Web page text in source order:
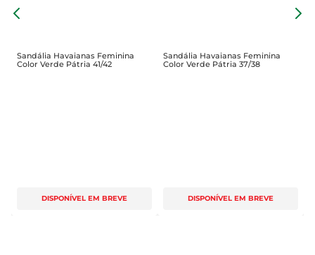
Sandália Havaianas Feminina
Color Verde Pátria 41/42
DISPONÍVEL EM BREVE
Sandália Havaianas Feminina
Color Verde Pátria 37/38
DISPONÍVEL EM BREVE